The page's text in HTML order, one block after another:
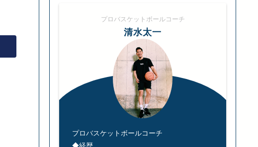
プロバスケットボールコーチ
清水太一
プロバスケットボールコーチ